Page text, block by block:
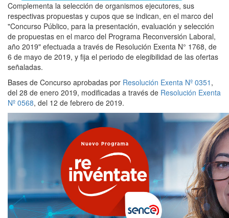
Complementa la selección de organismos ejecutores, sus
respectivas propuestas y cupos que se indican, en el marco del
"Concurso Público, para la presentación, evaluación y selección
de propuestas en el marco del Programa Reconversión Laboral,
año 2019" efectuada a través de Resolución Exenta N° 1768, de
6 de mayo de 2019, y fija el periodo de elegibilidad de las ofertas
señaladas.
Bases de Concurso aprobadas por Resolución Exenta Nº 0351 ,
del 28 de enero 2019, modificadas a través de Resolución Exenta
Nº 0568, del 12 de febrero de 2019.